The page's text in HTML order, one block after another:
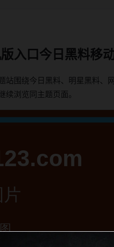
入口今日黑料移
站围绕今日黑料、明星黑料、
续浏览同主题页面。